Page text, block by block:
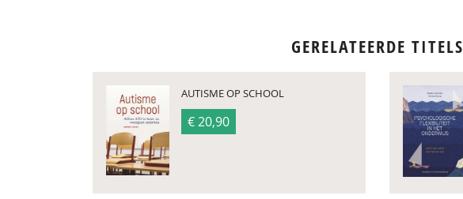
GERELATEERDE TITELS
AUTISME OP SCHOOL
€ 20,90